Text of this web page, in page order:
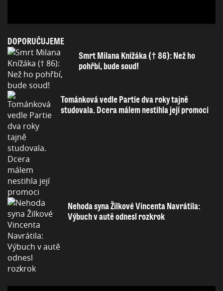
DOPORUČUJEME
Smrt Milana Knížáka († 86): Než ho
pohřbí, bude soud!
Tománková vedle Partie dva roky tajně
studovala. Dcera málem nestihla její promoci
Nehoda syna Žilkové Vincenta Navrátila:
Výbuch v autě odnesl rozkrok